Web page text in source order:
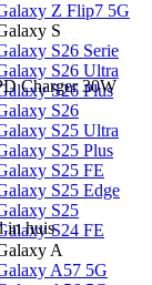
Galaxy Z Flip7 5G
S
S26 Serie
S26 Ultra
S26 Plus
S26
S25 Ultra
S25 Plus
S25 FE
S25 Edge
S25
S24 FE
A
A57 5G
Charger 30W
in huis